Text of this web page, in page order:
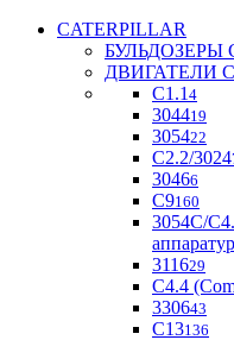
CATERPILLAR
БУЛЬДОЗЕРЫ
ДВИГАТЕЛИ
C1.1 4
304419
305422
С2.2/3024
30466
С9160
3054С/
311629
С4.4
330643
С13136